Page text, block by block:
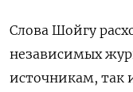
Слова Шойгу
независимых
источникам, так